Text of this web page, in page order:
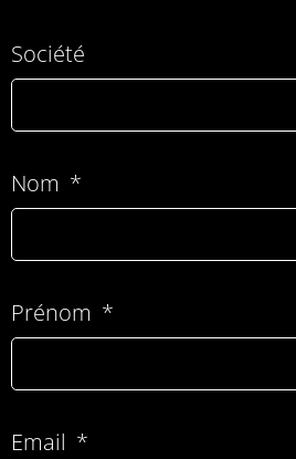
Société
Nom
Prénom
Email